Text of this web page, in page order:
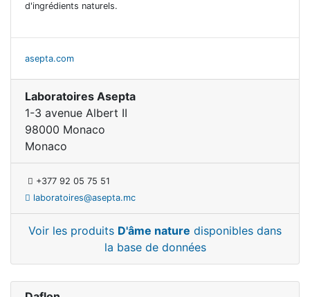
d'ingrédients naturels.
asepta.com
Laboratoires Asepta
1-3 avenue Albert II
98000 Monaco
Monaco
+377 92 05 75 51
laboratoires@asepta.mc
Voir les produits D'âme nature disponibles dans
la base de données